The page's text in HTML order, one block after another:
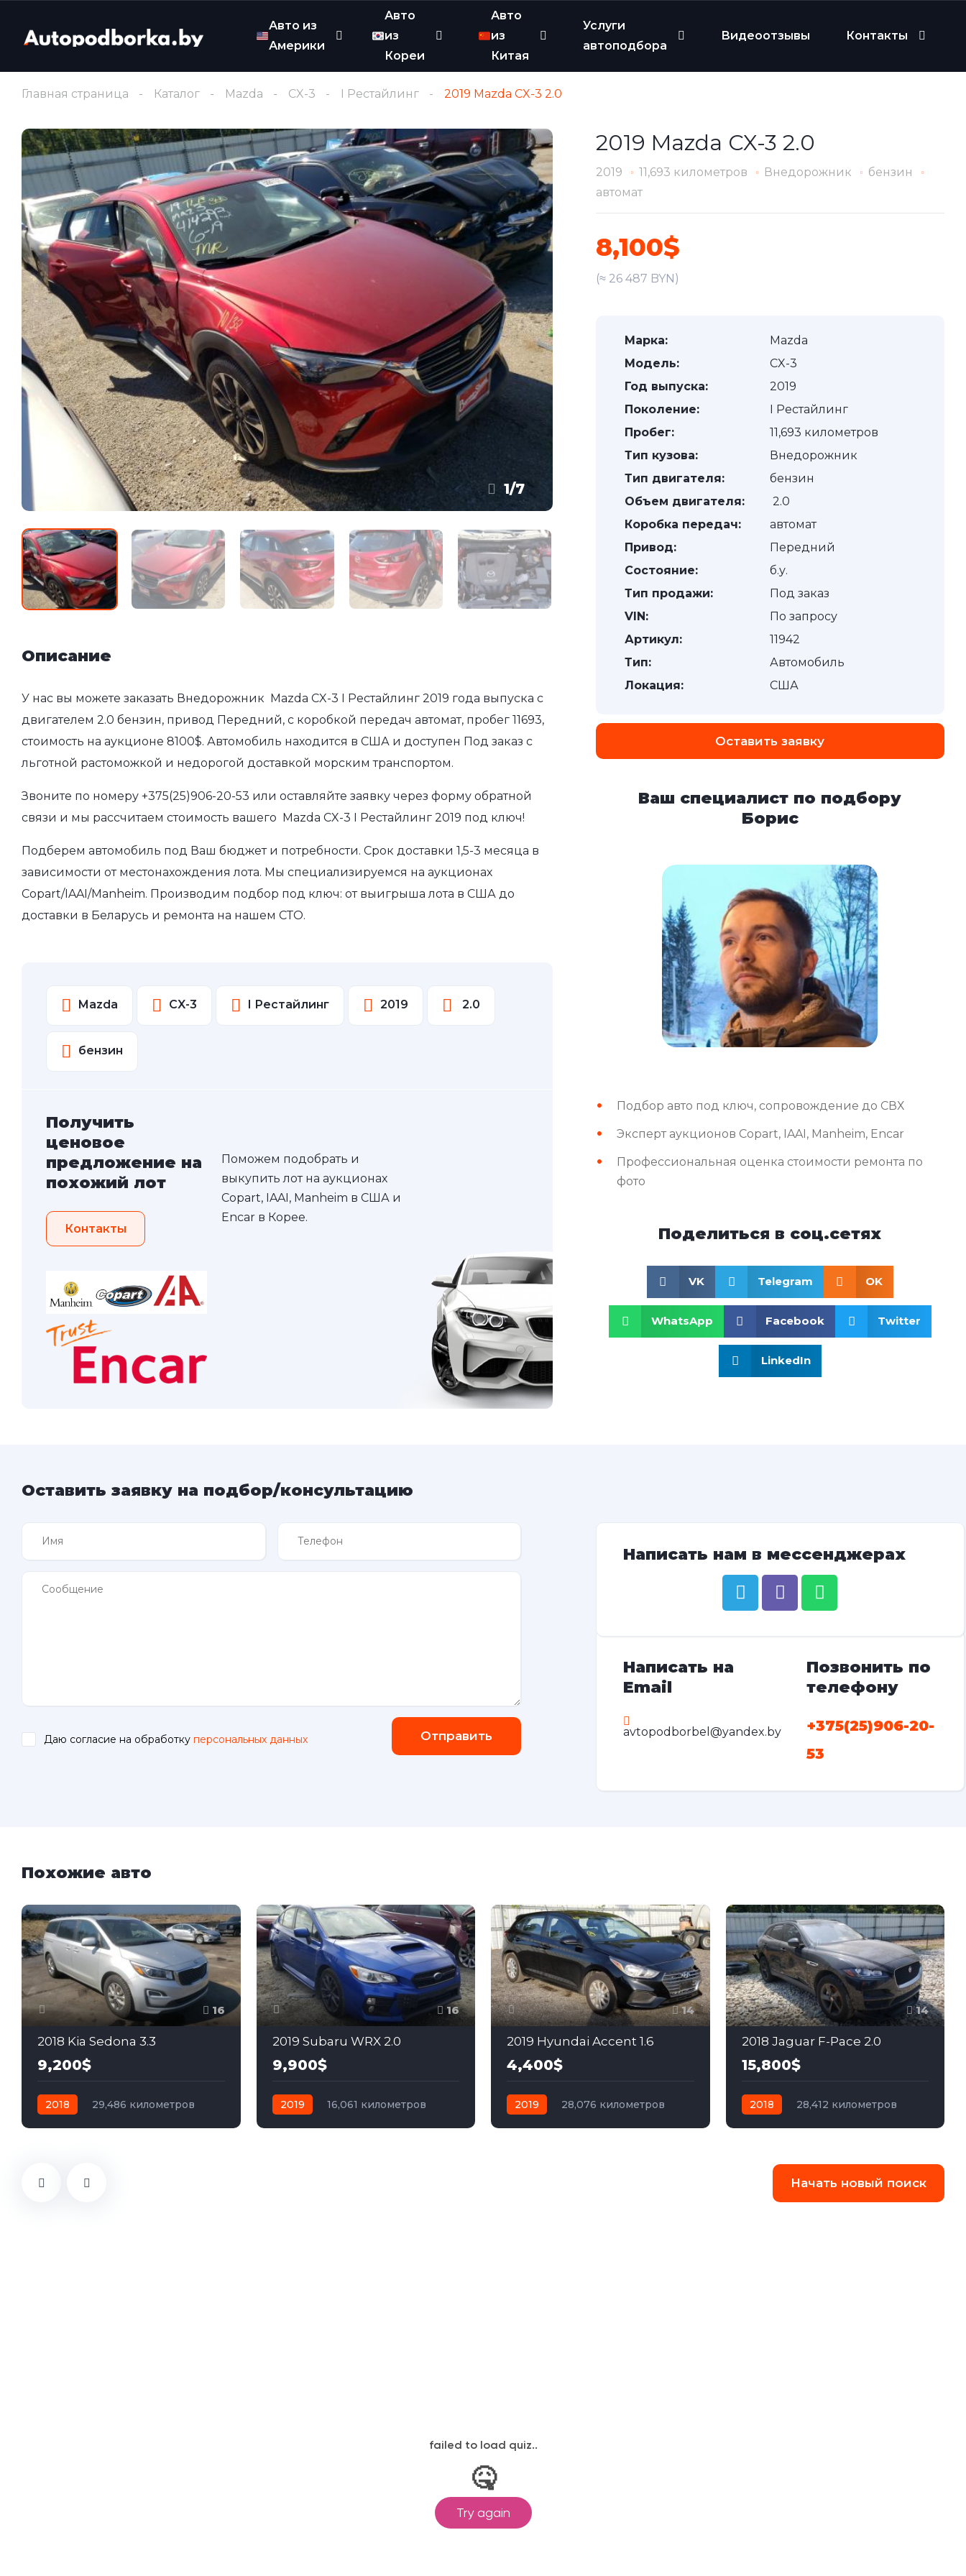
Авто из
Америки
Авто
из
Кореи
Авто
из
Китая
Услуги
автоподбора
Видеоотзывы Контакты
Главная страница Каталог Mazda CX-3 I Рестайлинг 2019 Mazda CX-3 2.0
1/7
Описание
У нас вы можете заказать Внедорожник Mazda CX-3 I Рестайлинг 2019 года выпуска с
двигателем 2.0 бензин, привод Передний, с коробкой передач автомат, пробег 11693,
стоимость на аукционе 8100$. Автомобиль находится в США и доступен Под заказ с
льготной растоможкой и недорогой доставкой морским транспортом.
Звоните по номеру +375(25)906-20-53 или оставляйте заявку через форму обратной
связи и мы рассчитаем стоимость вашего Mazda CX-3 I Рестайлинг 2019 под ключ!
Подберем автомобиль под Ваш бюджет и потребности. Срок доставки 1,5-3 месяца в
зависимости от местонахождения лота. Мы специализируемся на аукционах
Copart/IAAI/Manheim. Производим подбор под ключ: от выигрыша лота в США до
доставки в Беларусь и ремонта на нашем СТО.
Mazda CX-3 I Рестайлинг 2019 2.0
бензин
Получить
ценовое
предложение на
похожий лот
Контакты
Поможем подобрать и
выкупить лот на аукционах
Copart, IAAI, Manheim в США и
Encar в Корее.
2019 Mazda CX-3 2.0
2019 11,693 километров Внедорожник
бензин
автомат
8,100$
(≈ 26 487 BYN)
Марка:
Mazda
Модель:
CX-3
Год выпуска:
2019
Поколение:
I Рестайлинг
Пробег:
11,693 километров
Тип кузова:
Внедорожник
Тип двигателя:
бензин
Объем двигателя:
2.0
Коробка передач:
автомат
Привод:
Передний
Состояние:
б.у.
Тип продажи:
Под заказ
VIN:
По запросу
Артикул:
11942
Тип:
Автомобиль
Локация:
США
Оставить заявку
Ваш специалист по подбору
Борис
Подбор авто под ключ, сопровождение до СВХ
Эксперт аукционов Copart, IAAI, Manheim, Encar
Профессиональная оценка стоимости ремонта по
фото
Поделиться в соц.сетях
VK Telegram OK
WhatsApp Facebook Twitter
LinkedIn
Оставить заявку на подбор/консультацию
Даю согласие на обработку персональных данных Отправить
Написать нам в мессенджерах
Написать на
Email
avtopodborbel@yandex.by
Позвонить по
телефону
+375(25)906-20-
53
Похожие авто
16
2018 Kia Sedona 3.3
9,200$
2018
29,486 километров
16
2019 Subaru WRX 2.0
9,900$
2019
16,061 километров
14
2019 Hyundai Accent 1.6
4,400$
2019
28,076 километров
14
2018 Jaguar F-Pace 2.0
15,800$
2018
28,412 километров
Начать новый поиск